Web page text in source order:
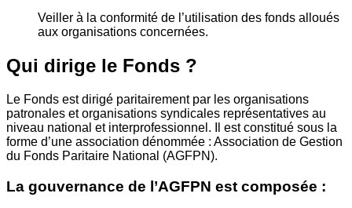
Veiller à la conformité de l’utilisation des fonds alloués
aux organisations concernées.
Qui dirige le Fonds ?
Le Fonds est dirigé paritairement par les organisations
patronales et organisations syndicales représentatives au
niveau national et interprofessionnel. Il est constitué sous la
forme d’une association dénommée : Association de Gestion
du Fonds Paritaire National (AGFPN).
La gouvernance de l’AGFPN est composée :